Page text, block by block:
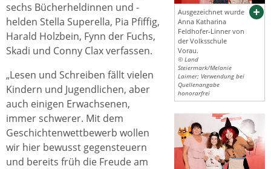
Ausgezeichnet wurde
Anna Katharina
Feldhofer-Linner von
der Volksschule
Vorau.
© Land
Steiermark/Melanie
Laimer; Verwendung bei
Quellenangabe
honorarfrei
sechs Bücherheldinnen und -
helden Stella Superella, Pia Pfiffig,
Harald Holzbein, Fynn der Fuchs,
Skadi und Conny Clax verfassen.
„Lesen und Schreiben fällt vielen
Kindern und Jugendlichen, aber
auch einigen Erwachsenen,
immer schwerer. Mit dem
Geschichtenwettbewerb wollen
wir hier bewusst gegensteuern
und bereits früh die Freude am